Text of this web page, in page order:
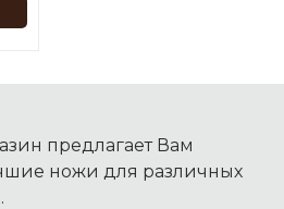
предлагает Вам
ножи для различных